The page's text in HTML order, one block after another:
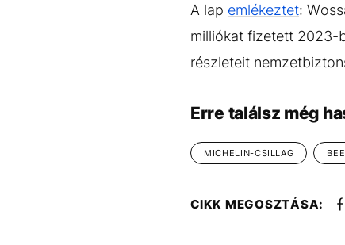
A lap emlékeztet:
milliókat fizetett 2023-
részleteit
Erre találsz még
MICHELIN-CSILLAG
CIKK MEGOSZTÁSA: